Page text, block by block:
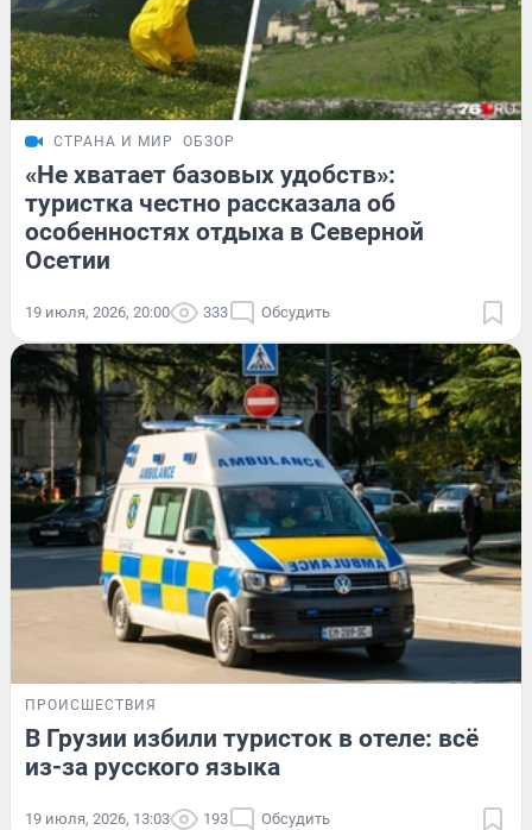
СТРАНА И МИР ОБЗОР
«Не хватает базовых удобств»:
туристка честно рассказала об
особенностях отдыха в Северной
Осетии
19 июля, 2026, 20:00 333 Обсудить
ПРОИСШЕСТВИЯ
В Грузии избили туристок в отеле: всё
из-за русского языка
19 июля, 2026, 13:03 193 Обсудить